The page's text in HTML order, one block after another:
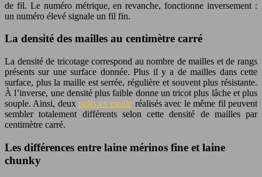
de fil. Le numéro métrique, en revanche, fonctionne inversement :
un numéro élevé signale un fil fin.
La densité des mailles au centimètre carré
La densité de tricotage correspond au nombre de mailles et de rangs
présents sur une surface donnée. Plus il y a de mailles dans cette
surface, plus la maille est serrée, régulière et souvent plus résistante.
À l’inverse, une densité plus faible donne un tricot plus lâche et plus
souple. Ainsi, deuxpulls en maille réalisés avec le même fil peuvent
sembler totalement différents selon cette densité de mailles par
centimètre carré.
Les différences entre laine mérinos fine et laine
chunky